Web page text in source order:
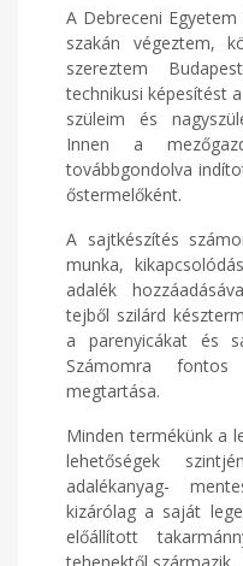
A Debreceni
szakán végeztem,
szereztem
technikusi képesítést
szüleim és
Innen a
továbbgondolva
őstermelőként.
A sajtkészítés
munka,
adalék
tejből szilárd
a parenyicákat és
Számomra
megtartása.
Minden termékünk a
lehetőségek
adalékanyag-
kizárólag a saját
előállított